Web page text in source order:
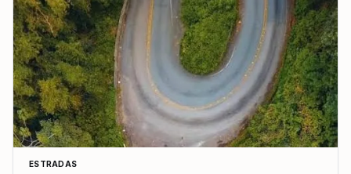
ESTRADAS